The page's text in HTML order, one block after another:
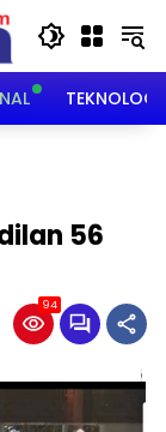
TEKNOLOGI
56
94